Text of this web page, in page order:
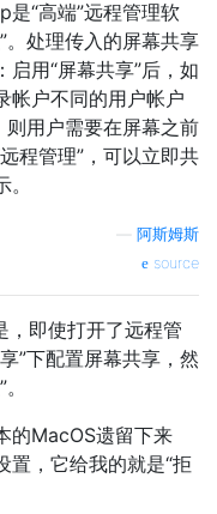
“高端”远程管理软
。处理传入的屏幕共享
用“屏幕共享”后，如
帐户不同的用户帐户
则用户需要在屏幕之前
程管理”，可以立即共
阿斯姆斯
source
即使打开了远程管
”下配置屏幕共享，然
的MacOS遗留下来
置，它给我的就是“拒